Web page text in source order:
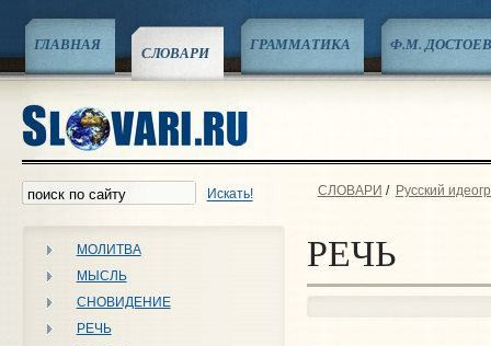
ГЛАВНАЯ СЛОВАРИ ГРАММАТИКА Ф.М.
Искать!
МОЛИТВА
МЫСЛЬ
СНОВИДЕНИЕ
РЕЧЬ
СЛОВАРИ / Русский
РЕЧЬ